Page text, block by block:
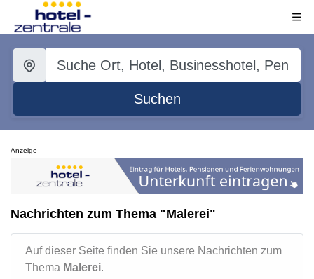
Suchen
Anzeige
Nachrichten zum Thema "Malerei"
Auf dieser Seite finden Sie unsere Nachrichten zum
Thema Malerei.